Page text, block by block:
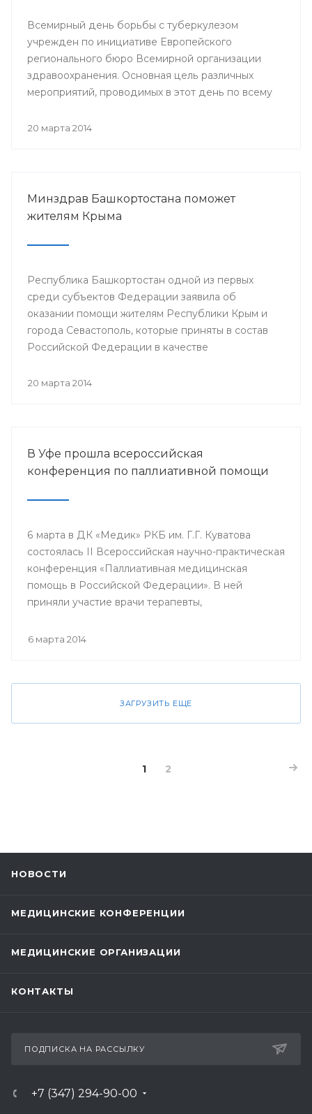
Всемирный день борьбы с туберкулезом
учрежден по инициативе Европейского
регионального бюро Всемирной организации
здравоохранения. Основная цель различных
мероприятий, проводимых в этот день по всему
и информирование населения о заболевании и
20 марта 2014
Минздрав Башкортостана поможет
жителям Крыма
Республика Башкортостан одной из первых
среди субъектов Федерации заявила об
оказании помощи жителям Республики Крым и
города Севастополь, которые приняты в состав
Российской Федерации в качестве
день в республике по поручению Президента
20 марта 2014
В Уфе прошла всероссийская
конференция по паллиативной помощи
6 марта в ДК «Медик» РКБ им. Г.Г. Куватова
состоялась II Всероссийская научно-практическая
конференция «Паллиативная медицинская
помощь в Российской Федерации». В ней
приняли участие врачи терапевты,
неврологи, онкологи, педиатры, пульмонологи,
профильных кафедр, врачи интерны, курсанты
6 марта 2014
ЗАГРУЗИТЬ ЕЩЕ
1 2
НОВОСТИ
МЕДИЦИНСКИЕ КОНФЕРЕНЦИИ
МЕДИЦИНСКИЕ ОРГАНИЗАЦИИ
КОНТАКТЫ
ПОДПИСКА НА РАССЫЛКУ
+7 (347) 294-90-00